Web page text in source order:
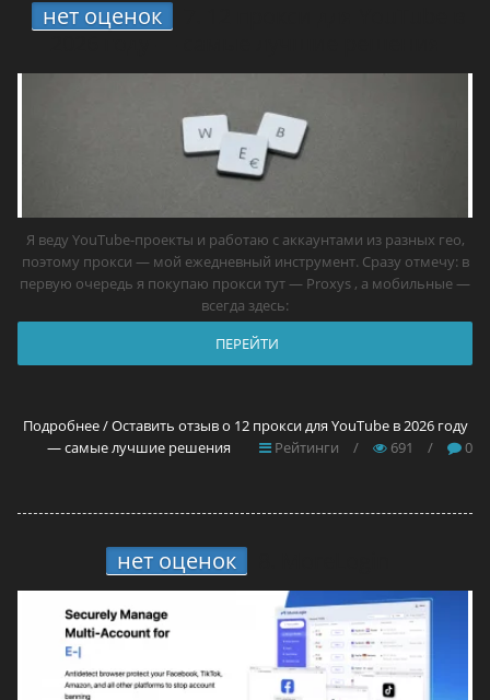
нет оценок
Я веду YouTube-проекты и работаю с аккаунтами из разных гео,
поэтому прокси — мой ежедневный инструмент. Сразу отмечу: в
первую очередь я покупаю прокси тут — Proxys , а мобильные —
всегда здесь:
ПЕРЕЙТИ
Подробнее / Оставить отзыв о 12 прокси для YouTube в 2026 году
— самые лучшие решения
Рейтинги / 691 / 0
нет оценок